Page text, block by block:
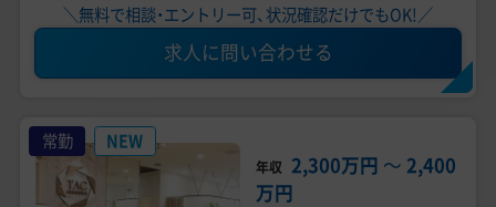
＼無料で相談・エントリー可、状況確認だけでもOK!／
求人に問い合わせる
常勤 NEW
年収 2,300万円 〜 2,400
万円